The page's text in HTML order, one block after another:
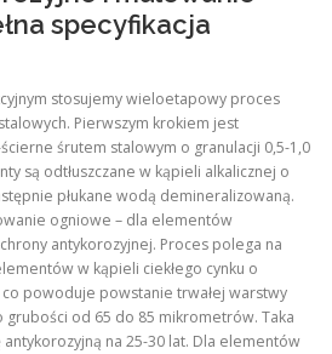
specyfikacja
stosujemy wieloetapowy proces
Pierwszym krokiem jest
śrutem stalowym o granulacji 0,5-1,0
są odtłuszczane w kąpieli alkalicznej o
płukane wodą demineralizowaną.
ogniowe – dla elementów
antykorozyjnej. Proces polega na
w kąpieli ciekłego cynku o
powoduje powstanie trwałej warstwy
grubości od 65 do 85 mikrometrów. Taka
na 25-30 lat. Dla elementów